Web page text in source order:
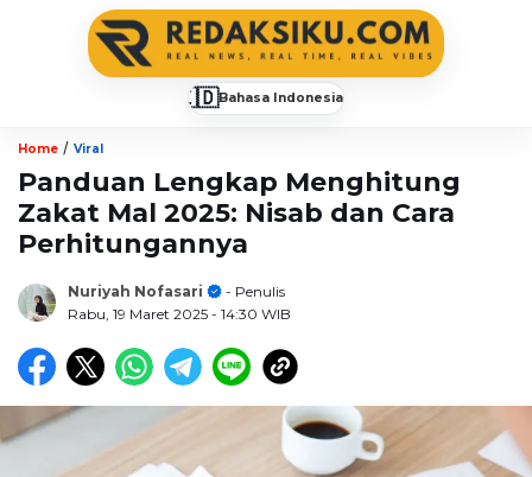
🇮🇩Bahasa Indonesia
Home / Viral
Panduan Lengkap Menghitung
Zakat Mal 2025: Nisab dan Cara
Perhitungannya
Nuriyah Nofasari
- Penulis
Rabu, 19 Maret 2025 - 14:30 WIB